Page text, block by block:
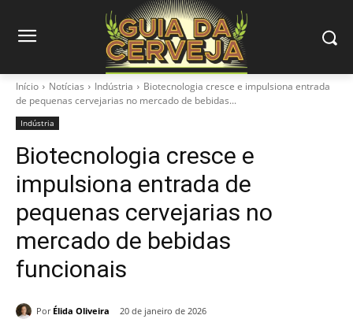
Início Notícias Indústria
Biotecnologia cresce e impulsiona entrada
de pequenas cervejarias no mercado de bebidas...
Indústria
Biotecnologia cresce e
impulsiona entrada de
pequenas cervejarias no
mercado de bebidas
funcionais
Por Élida Oliveira 20 de janeiro de 2026